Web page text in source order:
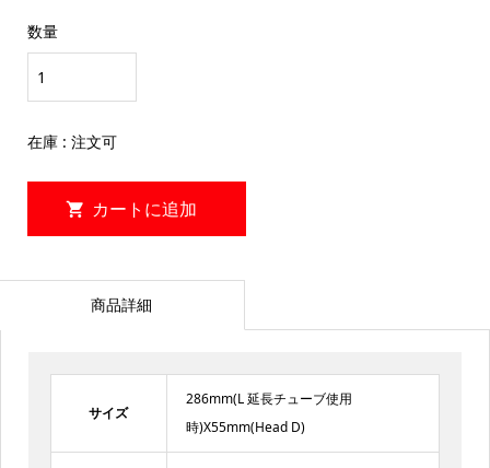
数量
在庫 : 注文可
商品詳細
サイズ
286mm(L 延長チューブ使用
時)X55mm(Head D)